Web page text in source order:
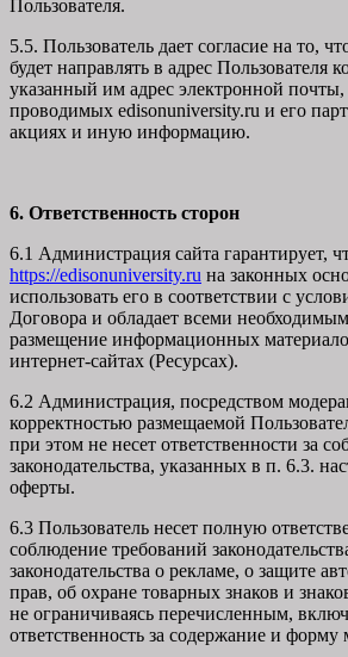
Пользователя.
5.5. Пользователь дает согласие на то,
будет направлять в адрес Пользователя
указанный им адрес электронной
проводимых edisonuniversity.ru и его
акциях и иную информацию.
6. Ответственность сторон
6.1 Администрация сайта гарантирует,
https://edisonuniversity.ru на законных
использовать его в соответствии с
Договора и обладает всеми
размещение информационных
интернет-сайтах (Ресурсах).
6.2 Администрация, посредством
корректностью размещаемой
при этом не несет ответственности за
законодательства, указанных в п. 6.3.
оферты.
6.3 Пользователь несет полную
соблюдение требований
законодательства о рекламе, о защите
прав, об охране товарных знаков и
не ограничиваясь перечисленным,
ответственность за содержание и форму